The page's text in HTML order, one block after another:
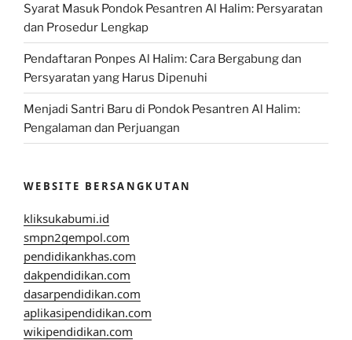
Syarat Masuk Pondok Pesantren Al Halim: Persyaratan
dan Prosedur Lengkap
Pendaftaran Ponpes Al Halim: Cara Bergabung dan
Persyaratan yang Harus Dipenuhi
Menjadi Santri Baru di Pondok Pesantren Al Halim:
Pengalaman dan Perjuangan
WEBSITE BERSANGKUTAN
kliksukabumi.id
smpn2gempol.com
pendidikankhas.com
dakpendidikan.com
dasarpendidikan.com
aplikasipendidikan.com
wikipendidikan.com